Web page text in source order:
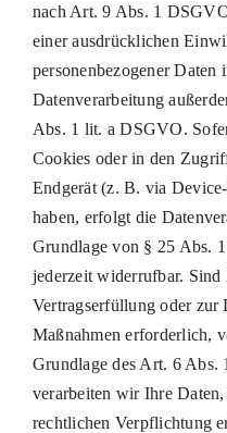
nach Art. 9 Abs. 1
einer ausdrücklichen
personenbezogener
Datenverarbeitung
Abs. 1 lit. a DSGVO.
Cookies oder in den
Endgerät (z. B. via
haben, erfolgt die
Grundlage von § 25 Abs.
jederzeit widerrufbar. Sind
Vertragserfüllung oder
Maßnahmen erforderlich,
Grundlage des Art. 6
verarbeiten wir Ihre
rechtlichen Verpflichtung